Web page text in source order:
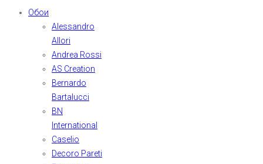
Обои
Alessandro
Allori
Andrea Rossi
AS Creation
Bernardo
Bartalucci
BN
International
Caselio
Decoro Pareti